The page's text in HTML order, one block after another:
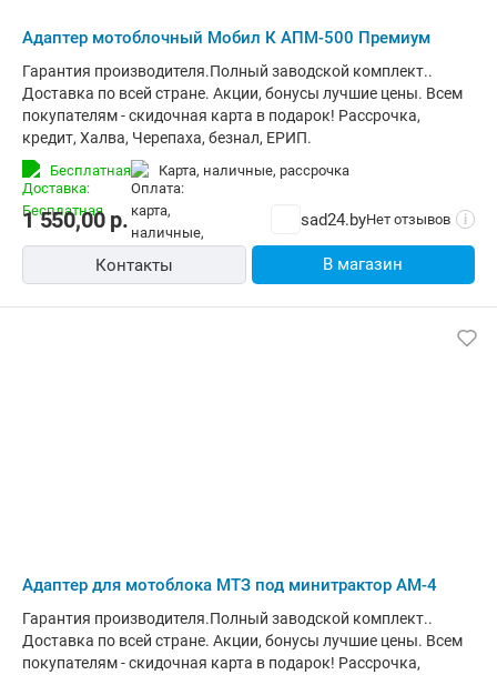
Адаптер мотоблочный Мобил К АПМ-500 Премиум
Гарантия производителя.Полный заводской комплект..
Доставка по всей стране. Акции, бонусы лучшие цены. Всем
покупателям - скидочная карта в подарок! Рассрочка,
кредит, Халва, Черепаха, безнал, ЕРИП.
Бесплатная карта, наличные, рассрочка
1 550,00р. sad24.byНет отзывов i
Контакты В магазин
Адаптер для мотоблока МТЗ под минитрактор АМ-4
Гарантия производителя.Полный заводской комплект..
Доставка по всей стране. Акции, бонусы лучшие цены. Всем
покупателям - скидочная карта в подарок! Рассрочка,